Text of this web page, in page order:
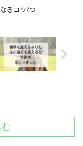
るコツ4つ